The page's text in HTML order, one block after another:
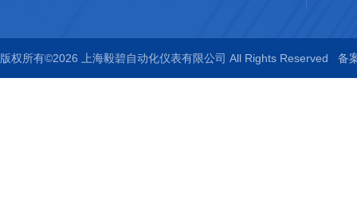
版权所有©2026 上海毅碧自动化仪表有限公司 All Rights Reserved 备